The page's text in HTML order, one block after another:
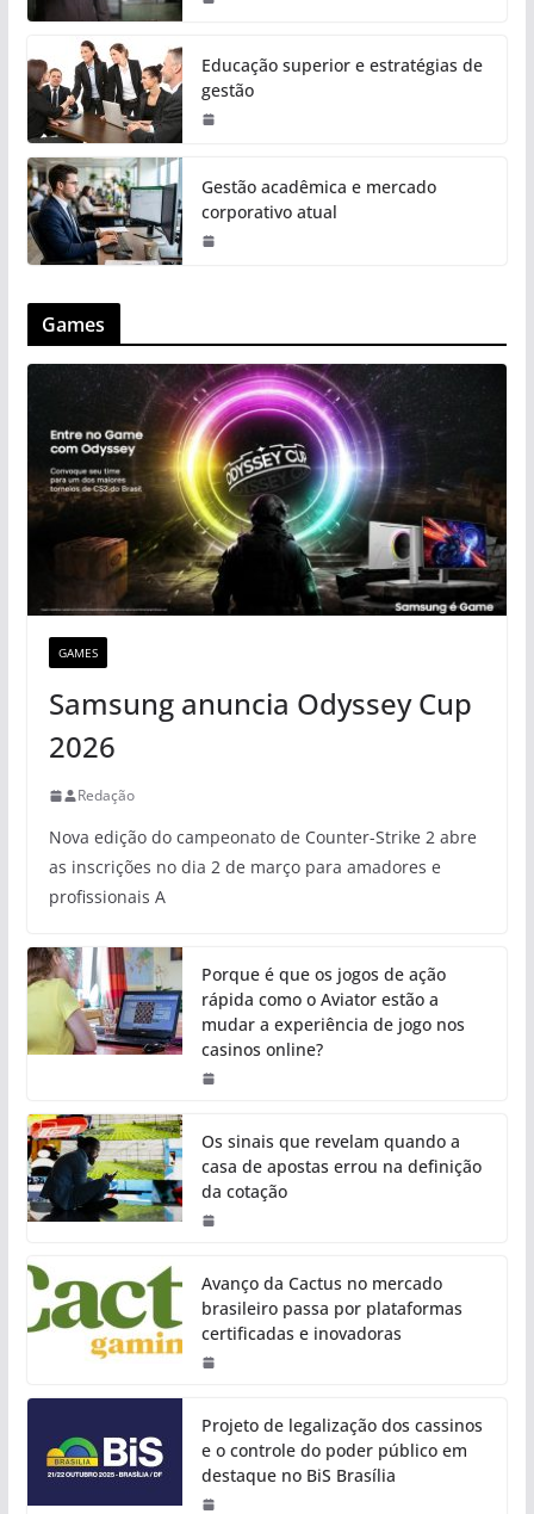
Educação superior e estratégias de
gestão
Gestão acadêmica e mercado
corporativo atual
Games
GAMES
Samsung anuncia Odyssey Cup
2026
Redação
Nova edição do campeonato de Counter-Strike 2 abre
as inscrições no dia 2 de março para amadores e
profissionais A
Porque é que os jogos de ação
rápida como o Aviator estão a
mudar a experiência de jogo nos
casinos online?
Os sinais que revelam quando a
casa de apostas errou na definição
da cotação
Avanço da Cactus no mercado
brasileiro passa por plataformas
certificadas e inovadoras
Projeto de legalização dos cassinos
e o controle do poder público em
destaque no BiS Brasília